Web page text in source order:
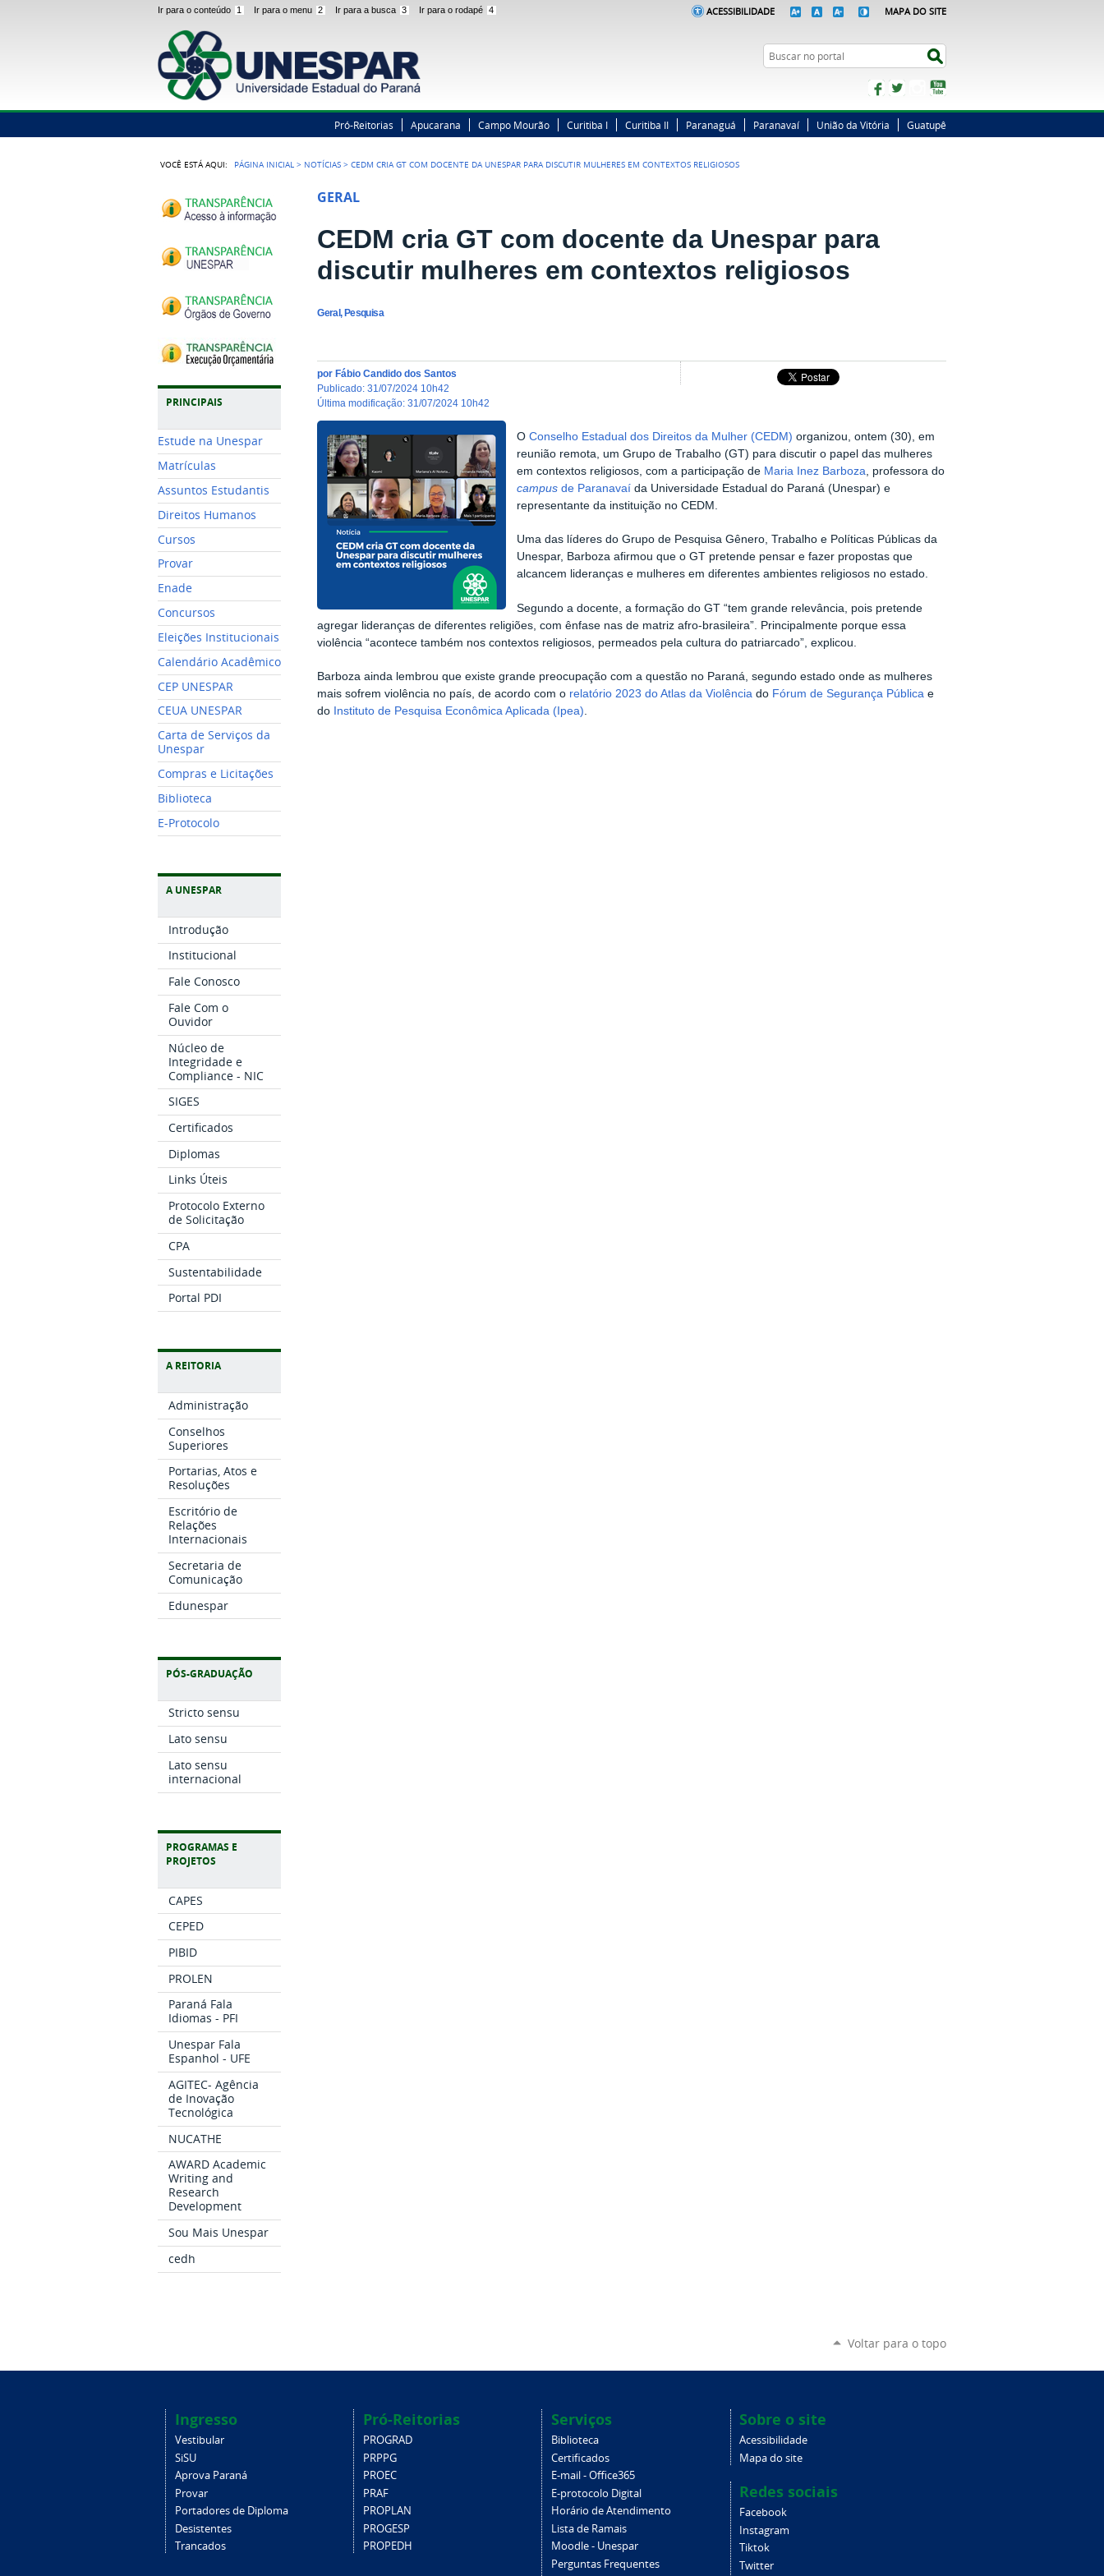
Ir para o conteúdo 1 Ir para o menu 2 Ir para a busca 3 Ir para o rodapé 4 ACESSIBILIDADE MAPA DO SITE
Busca
FacebookTwitterInstagram
Pró-Reitorias Apucarana Campo Mourão Curitiba I Curitiba II Paranaguá Paranavaí União da Vitória Guatupê
VOCÊ ESTÁ AQUI: PÁGINA INICIAL > NOTÍCIAS >CEDM CRIA GT COM DOCENTE DA UNESPAR PARA DISCUTIR MULHERES EM CONTEXTOS RELIGIOSOS
PRINCIPAIS
Estude na Unespar
Matrículas
Assuntos Estudantis
Direitos Humanos
Cursos
Provar
Enade
Concursos
Eleições Institucionais
Calendário Acadêmico
CEP UNESPAR
CEUA UNESPAR
Carta de Serviços da
Unespar
Compras e Licitações
Biblioteca
E-Protocolo
A UNESPAR
Introdução
Institucional
Fale Conosco
Fale Com o
Ouvidor
Núcleo de
Integridade e
Compliance - NIC
SIGES
Certificados
Diplomas
Links Úteis
Protocolo Externo
de Solicitação
CPA
Sustentabilidade
Portal PDI
A REITORIA
Administração
Conselhos
Superiores
Portarias, Atos e
Resoluções
Escritório de
Relações
Internacionais
Secretaria de
Comunicação
Edunespar
PÓS-GRADUAÇÃO
Stricto sensu
Lato sensu
Lato sensu
internacional
PROGRAMAS E
PROJETOS
CAPES
CEPED
PIBID
PROLEN
Paraná Fala
Idiomas - PFI
Unespar Fala
Espanhol - UFE
AGITEC- Agência
de Inovação
Tecnológica
NUCATHE
AWARD Academic
Writing and
Research
Development
Sou Mais Unespar
cedh
GERAL
CEDM cria GT com docente da Unespar para
discutir mulheres em contextos religiosos
Geral, Pesquisa
por Fábio Candido dos Santos
publicado:31/07/2024 10h42
última modificação:31/07/2024 10h42
O Conselho Estadual dos Direitos da Mulher (CEDM) organizou, ontem (30), em
reunião remota, um Grupo de Trabalho (GT) para discutir o papel das mulheres
em contextos religiosos, com a participação de Maria Inez Barboza , professora do
campusde Paranavaída Universidade Estadual do Paraná (Unespar) e
representante da instituição no CEDM.
Uma das líderes do Grupo de Pesquisa Gênero, Trabalho e Políticas Públicas da
Unespar, Barboza afirmou que o GT pretende pensar e fazer propostas que
alcancem lideranças e mulheres em diferentes ambientes religiosos no estado.
Segundo a docente, a formação do GT “tem grande relevância, pois pretende
agregar lideranças de diferentes religiões, com ênfase nas de matriz afro-brasileira”. Principalmente porque essa
violência “acontece também nos contextos religiosos, permeados pela cultura do patriarcado”, explicou.
Barboza ainda lembrou que existe grande preocupação com a questão no Paraná, segundo estado onde as mulheres
mais sofrem violência no país, de acordo com o relatório 2023 do Atlas da Violência do Fórum de Segurança Pública e
do Instituto de Pesquisa Econômica Aplicada (Ipea).
Voltar para o topo
Ingresso
Vestibular
SiSU
Aprova Paraná
Provar
Portadores de Diploma
Desistentes
Trancados
Pró-Reitorias
PROGRAD
PRPPG
PROEC
PRAF
PROPLAN
PROGESP
PROPEDH
Serviços
Biblioteca
Certificados
E-mail - Office365
E-protocolo Digital
Horário de Atendimento
Lista de Ramais
Moodle - Unespar
Perguntas Frequentes
Sobre o site
Acessibilidade
Mapa do site
Redes sociais
Facebook
Instagram
Tiktok
Twitter